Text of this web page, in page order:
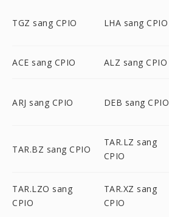
TGZ sang CPIO LHA sang CPIO
ACE sang CPIO ALZ sang CPIO
ARJ sang CPIO DEB sang CPIO
TAR.BZ sang CPIO
TAR.LZ sang
CPIO
TAR.LZO sang
CPIO
TAR.XZ sang
CPIO